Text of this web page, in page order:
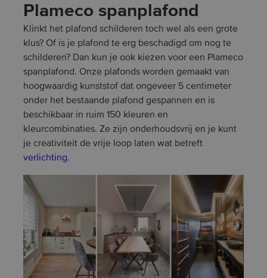
Plameco spanplafond
Klinkt het plafond schilderen toch wel als een grote
klus? Of is je plafond te erg beschadigd om nog te
schilderen? Dan kun je ook kiezen voor een Plameco
spanplafond. Onze plafonds worden gemaakt van
hoogwaardig kunststof dat ongeveer 5 centimeter
onder het bestaande plafond gespannen en is
beschikbaar in ruim 150 kleuren en
kleurcombinaties. Ze zijn onderhoudsvrij en je kunt
je creativiteit de vrije loop laten wat betreft
verlichting.